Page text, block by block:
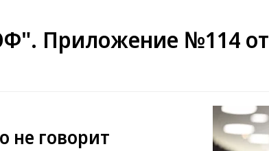
Приложение №114 от
не говорит